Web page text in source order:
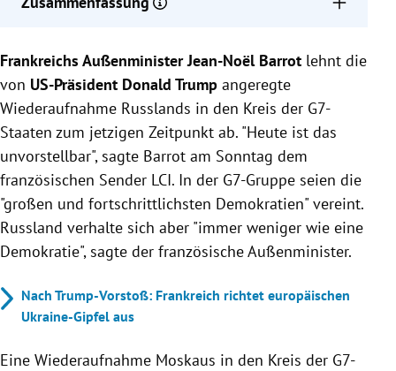
Wiederaufnahme in die G7 ab, da Russland sich
nicht wie eine Demokratie verhält.
Eine Wiederaufnahme Russlands könnte bei
Erreichen eines gerechten Friedens in der Ukraine
möglich sein.
Trump schlug vor, Russland wieder in die G7
aufzunehmen, was bei europäischen Verbündeten
Bedenken auslöste.
Frankreichs Außenminister Jean-Noël Barrot lehnt die
von US-Präsident Donald Trump angeregte
Wiederaufnahme Russlands in den Kreis der G7-
Staaten zum jetzigen Zeitpunkt ab. "Heute ist das
unvorstellbar", sagte Barrot am Sonntag dem
französischen Sender LCI. In der G7-Gruppe seien die
"großen und fortschrittlichsten Demokratien" vereint.
Russland verhalte sich aber "immer weniger wie eine
Demokratie", sagte der französische Außenminister.
Nach Trump-Vorstoß: Frankreich richtet europäischen
Ukraine-Gipfel aus
Eine Wiederaufnahme Moskaus in den Kreis der G7-